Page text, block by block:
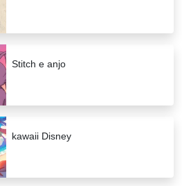
Stitch e anjo
kawaii Disney